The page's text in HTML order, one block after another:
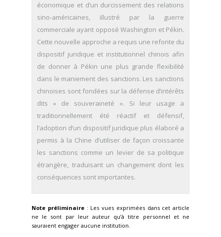
économique et d’un durcissement des relations
sino-américaines, illustré par la guerre
commerciale ayant opposé Washington et Pékin.
Cette nouvelle approche a requis une refonte du
dispo­sitif juridique et institutionnel chinois afin
de donner à Pékin une plus grande flexibilité
dans le maniement des sanctions. Les sanctions
chinoises sont fondées sur la défense d’intérêts
dits « de souveraineté ». Si leur usage a
traditionnellement été réactif et défensif,
l’adoption d’un dispositif juridique plus élaboré a
permis à la Chine d’utiliser de façon croissante
les sanctions comme un levier de sa politique
étrangère, traduisant un changement dont les
conséquences sont importantes.
Note préliminaire: Les vues exprimées dans cet article
ne le sont par leur auteur qu’à titre personnel et ne
sauraient engager aucune institution.